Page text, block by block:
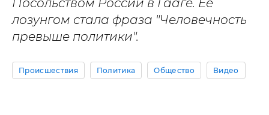
лозунгом стала фраза "Человечность
превыше политики".
Происшествия Политика Общество Видео